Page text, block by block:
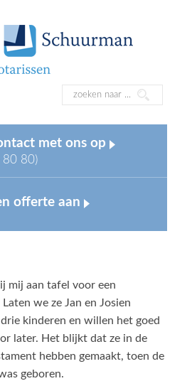
met ons op
80 80)
offerte aan
mij aan tafel voor een
we ze Jan en Josien
kinderen en willen het goed
later. Het blijkt dat ze in de
hebben gemaakt, toen de
geboren.